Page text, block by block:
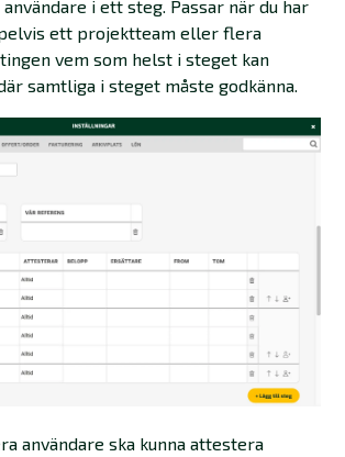
användare i ett steg. Passar när du har
ett projektteam eller flera
vem som helst i steget kan
samtliga i steget måste godkänna.
användare ska kunna attestera